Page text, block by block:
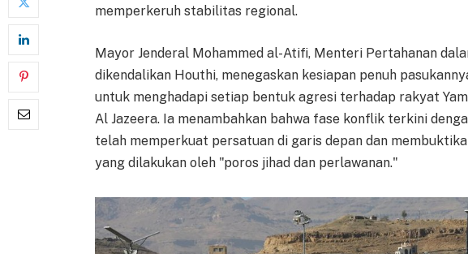
memperkeruh stabilitas regional.
Mayor Jenderal Mohammed al-Atifi, Menteri Pertahanan
dikendalikan Houthi, menegaskan kesiapan penuh
untuk menghadapi setiap bentuk agresi terhadap rakyat
Al Jazeera. Ia menambahkan bahwa fase konflik terkini
telah memperkuat persatuan di garis depan dan
yang dilakukan oleh "poros jihad dan perlawanan."